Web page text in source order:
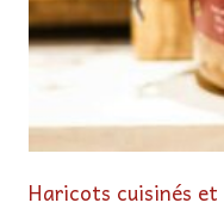
Haricots cuisinés et